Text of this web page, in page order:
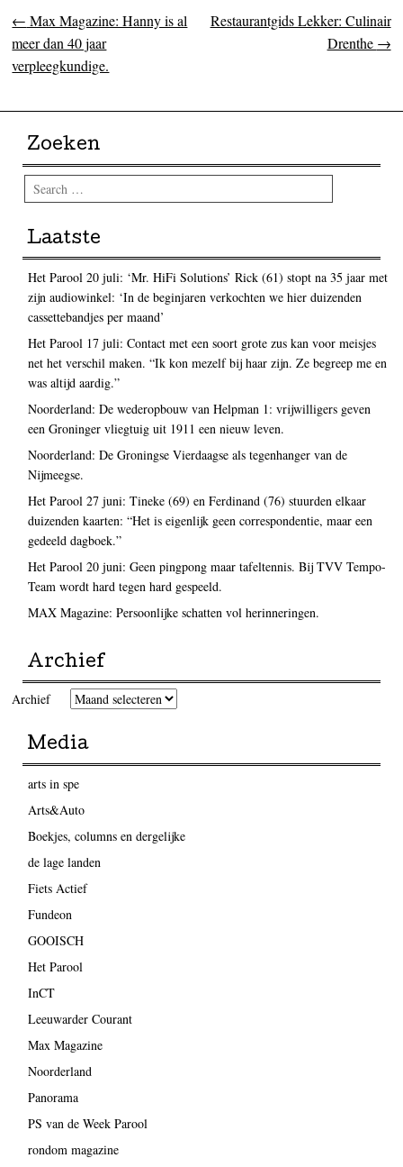
Post navigation
← Max Magazine: Hanny is al
meer dan 40 jaar
verpleegkundige.
Restaurantgids Lekker: Culinair
Drenthe →
Zoeken
Search
Laatste
Het Parool 20 juli: ‘Mr. HiFi Solutions’ Rick (61) stopt na 35 jaar met
zijn audiowinkel: ‘In de beginjaren verkochten we hier duizenden
cassettebandjes per maand’
Het Parool 17 juli: Contact met een soort grote zus kan voor meisjes
net het verschil maken. “Ik kon mezelf bij haar zijn. Ze begreep me en
was altijd aardig.”
Noorderland: De wederopbouw van Helpman 1: vrijwilligers geven
een Groninger vliegtuig uit 1911 een nieuw leven.
Noorderland: De Groningse Vierdaagse als tegenhanger van de
Nijmeegse.
Het Parool 27 juni: Tineke (69) en Ferdinand (76) stuurden elkaar
duizenden kaarten: “Het is eigenlijk geen correspondentie, maar een
gedeeld dagboek.”
Het Parool 20 juni: Geen pingpong maar tafeltennis. Bij TVV Tempo-
Team wordt hard tegen hard gespeeld.
MAX Magazine: Persoonlijke schatten vol herinneringen.
Archief
Archief
Media
arts in spe
Arts&Auto
Boekjes, columns en dergelijke
de lage landen
Fiets Actief
Fundeon
GOOISCH
Het Parool
InCT
Leeuwarder Courant
Max Magazine
Noorderland
Panorama
PS van de Week Parool
rondom magazine